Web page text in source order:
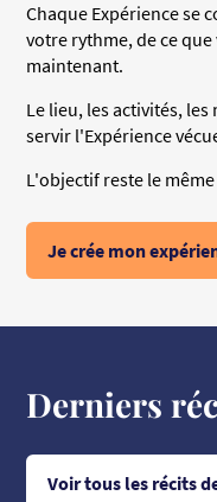
Chaque Expérience se
votre rythme, de ce
maintenant.
Le lieu, les activités,
servir l'Expérience
L'objectif reste le
Je crée mon
Derniers
Voir tous les récits